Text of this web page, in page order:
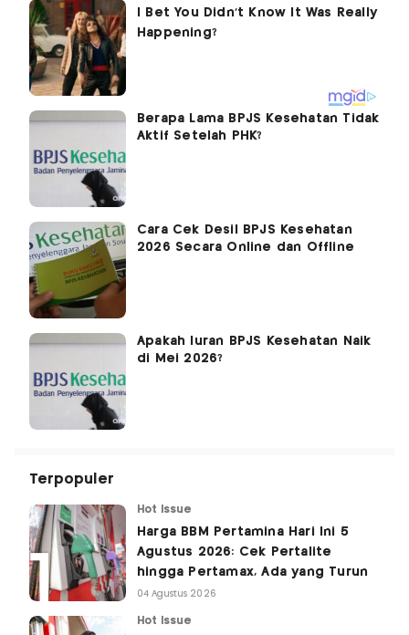
Berapa Lama BPJS Kesehatan Tidak
Aktif Setelah PHK?
Cara Cek Desil BPJS Kesehatan
2026 Secara Online dan Offline
Apakah Iuran BPJS Kesehatan Naik
di Mei 2026?
Terpopuler
Hot Issue
Harga BBM Pertamina Hari Ini 5
Agustus 2026: Cek Pertalite
hingga Pertamax, Ada yang Turun
04 Agustus 2026
Hot Issue